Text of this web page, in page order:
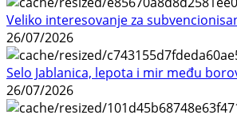
Veliko interesovanje za
26/07/2026
Selo Jablanica, lepota i mir među
26/07/2026